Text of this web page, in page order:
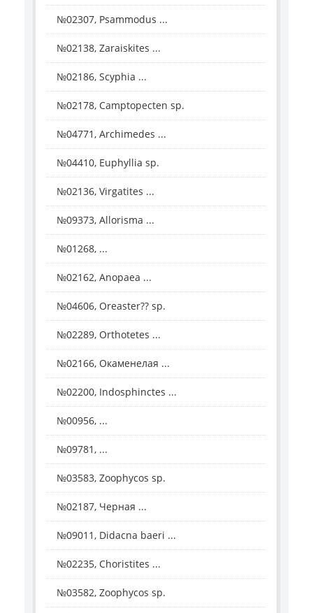
№02307, Psammodus ...
№02138, Zaraiskites ...
№02186, Scyphia ...
№02178, Camptopecten sp.
№04771, Archimedes ...
№04410, Euphyllia sp.
№02136, Virgatites ...
№09373, Allorisma ...
№01268, ...
№02162, Anopaea ...
№04606, Oreaster?? sp.
№02289, Orthotetes ...
№02166, Окаменелая ...
№02200, Indosphinctes ...
№00956, ...
№09781, ...
№03583, Zoophycos sp.
№02187, Черная ...
№09011, Didacna baeri ...
№02235, Choristites ...
№03582, Zoophycos sp.